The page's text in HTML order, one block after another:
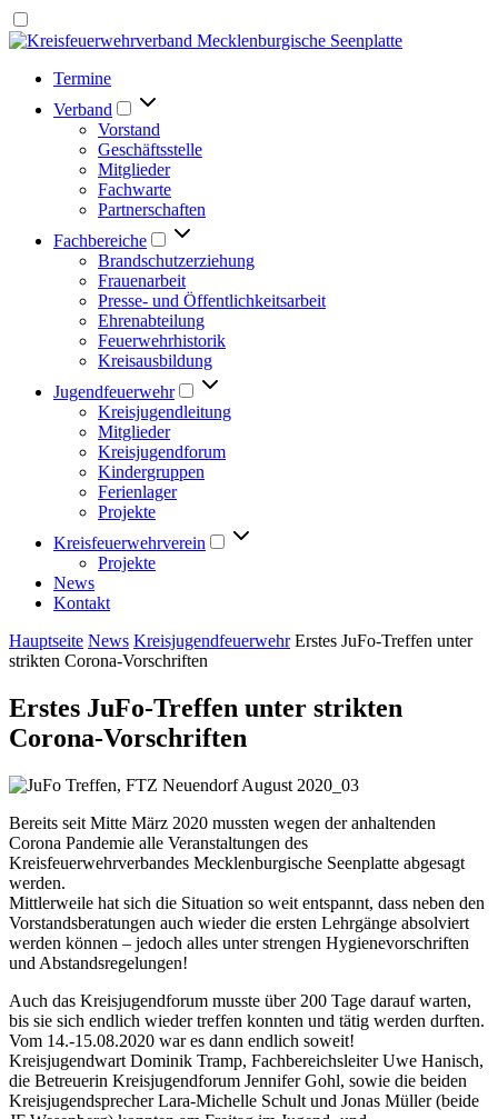
Termine
Verband
Vorstand
Geschäftsstelle
Mitglieder
Fachwarte
Partnerschaften
Fachbereiche
Brandschutzerziehung
Frauenarbeit
Presse- und Öffentlichkeitsarbeit
Ehrenabteilung
Feuerwehrhistorik
Kreisausbildung
Jugendfeuerwehr
Kreisjugendleitung
Mitglieder
Kreisjugendforum
Kindergruppen
Ferienlager
Projekte
Kreisfeuerwehrverein
Projekte
News
Kontakt
Hauptseite News Kreisjugendfeuerwehr Erstes JuFo-Treffen unter
strikten Corona-Vorschriften
Erstes JuFo-Treffen unter strikten
Corona-Vorschriften
Bereits seit Mitte März 2020 mussten wegen der anhaltenden
Corona Pandemie alle Veranstaltungen des
Kreisfeuerwehrverbandes Mecklenburgische Seenplatte abgesagt
werden.
Mittlerweile hat sich die Situation so weit entspannt, dass neben den
Vorstandsberatungen auch wieder die ersten Lehrgänge absolviert
werden können – jedoch alles unter strengen Hygienevorschriften
und Abstandsregelungen!
Auch das Kreisjugendforum musste über 200 Tage darauf warten,
bis sie sich endlich wieder treffen konnten und tätig werden durften.
Vom 14.-15.08.2020 war es dann endlich soweit!
Kreisjugendwart Dominik Tramp, Fachbereichsleiter Uwe Hanisch,
die Betreuerin Kreisjugendforum Jennifer Gohl, sowie die beiden
Kreisjugendsprecher Lara-Michelle Schult und Jonas Müller (beide